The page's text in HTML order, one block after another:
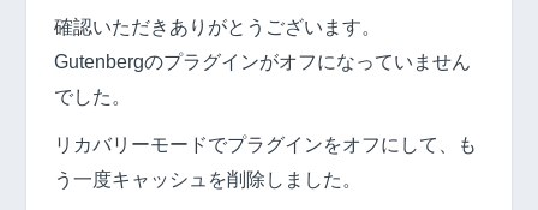
確認いただきありがとうございます。
Gutenbergのプラグインがオフになっていません
でした。
リカバリーモードでプラグインをオフにして、も
う一度キャッシュを削除しました。